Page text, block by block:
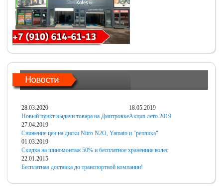
28.03.2020
Новый пункт выдачи товара на Дмитровке
18.05.2019
Акция лето 2019
27.04.2019
Снижение цен на диски Nitro N2O, Yamato и "реплика"
01.03.2019
Скидка на шиномонтаж 50% и бесплатное хранениие колес
22.01.2015
Бесплатная доставка до транспортной компании!